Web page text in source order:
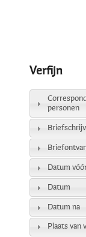
Verfijn
personen
Datum
Datum
Datum na
Plaats van